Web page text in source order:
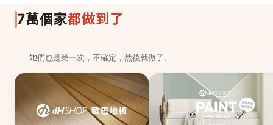
7萬個家都做到了
她們也是第一次，不確定，然後就做了。